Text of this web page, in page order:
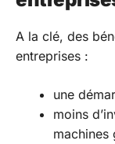
A la clé, des
entreprises :
une
moins
machines